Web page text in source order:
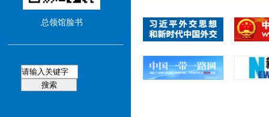
总领馆脸书